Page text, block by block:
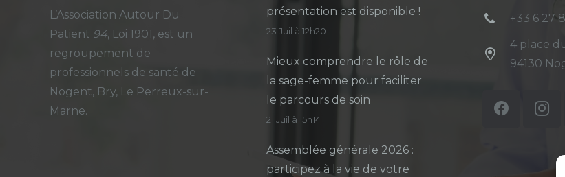
L’Association Autour Du
Patient 94, Loi 1901, est un
regroupement de
professionnels de santé de
Nogent, Bry, Le Perreux-sur-
Marne.
présentation est disponible !
23 Juil à 12h20
Mieux comprendre le rôle de
la sage-femme pour faciliter
le parcours de soin
21 Juil à 15h14
Assemblée générale 2026 :
participez à la vie de votre
+33 6 27
4 place
94130